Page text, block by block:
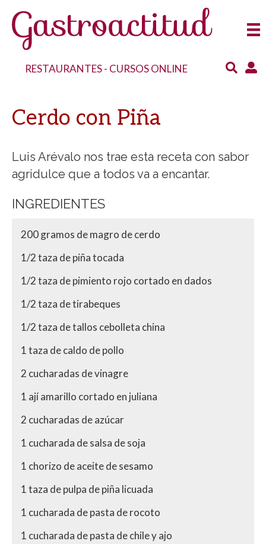
RESTAURANTES- CURSOS ONLINE
Cerdo con Piña
Luis Arévalo nos trae esta receta con sabor
agridulce que a todos va a encantar.
INGREDIENTES
200 gramos de magro de cerdo
1/2 taza de piña tocada
1/2 taza de pimiento rojo cortado en dados
1/2 taza de tirabeques
1/2 taza de tallos cebolleta china
1 taza de caldo de pollo
2 cucharadas de vinagre
1 ají amarillo cortado en juliana
2 cucharadas de azúcar
1 cucharada de salsa de soja
1 chorizo de aceite de sesamo
1 taza de pulpa de piña licuada
1 cucharada de pasta de rocoto
1 cucharada de pasta de chile y ajo